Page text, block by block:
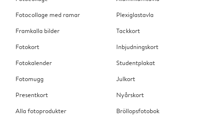
Fotocollage med ramar
Framkalla bilder
Fotokort
Fotokalender
Fotomugg
Presentkort
Alla fotoprodukter
Plexiglastavla
Tackkort
Inbjudningskort
Studentplakat
Julkort
Nyårskort
Bröllopsfotobok